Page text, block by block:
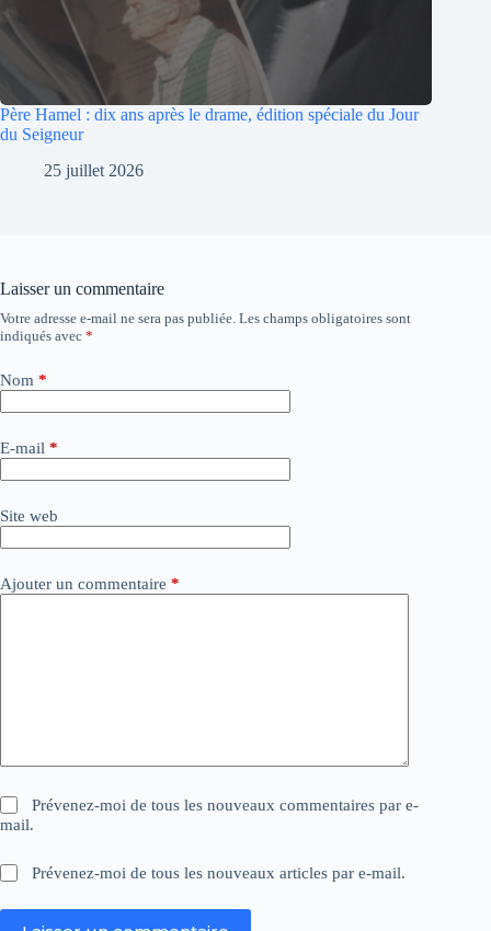
Père Hamel : dix ans après le drame, édition spéciale du Jour
du Seigneur
25 juillet 2026
Laisser un commentaire
Votre adresse e-mail ne sera pas publiée. Les champs obligatoires sont
indiqués avec *
Nom *
E-mail *
Site web
Ajouter un commentaire *
Prévenez-moi de tous les nouveaux commentaires par e-
mail.
Prévenez-moi de tous les nouveaux articles par e-mail.
A
l
e
n
a
t
i
e